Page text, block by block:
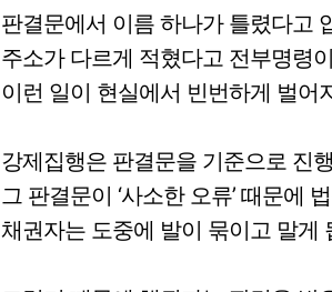
판결문에서 이름 하나가 틀렸다고
주소가 다르게 적혔다고 전부명령
이런 일이 현실에서 빈번하게 벌어
강제집행은 판결문을 기준으로 진
그 판결문이 ‘사소한 오류’ 때문에
채권자는 도중에 발이 묶이고 말게